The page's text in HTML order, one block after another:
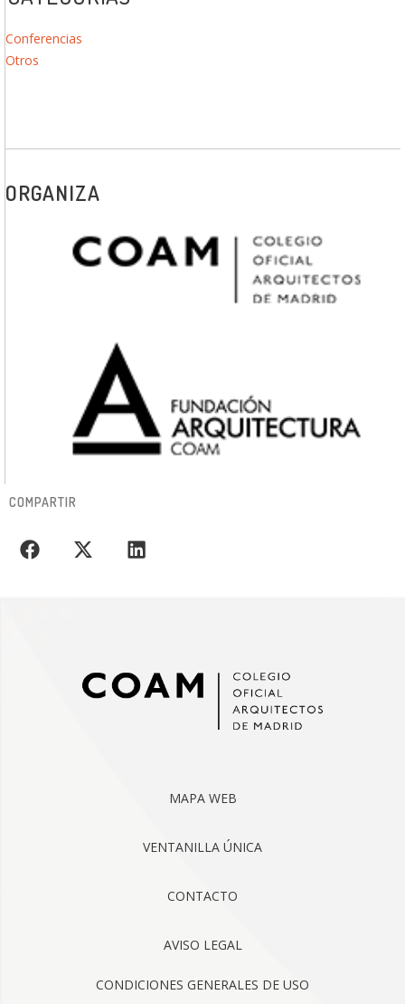
Conferencias
Otros
ORGANIZA
COMPARTIR
MAPA WEB
VENTANILLA ÚNICA
CONTACTO
AVISO LEGAL
CONDICIONES GENERALES DE USO